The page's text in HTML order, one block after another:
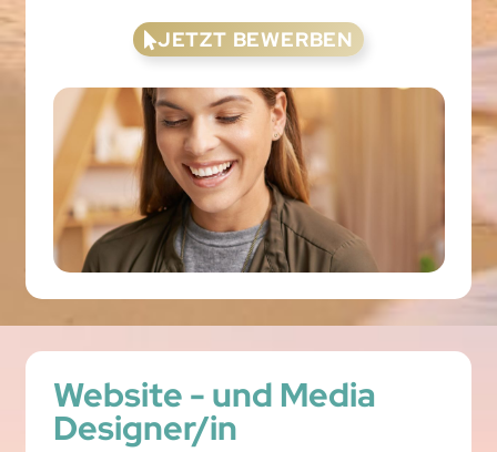
JETZT BEWERBEN
Website - und Media
Designer/in